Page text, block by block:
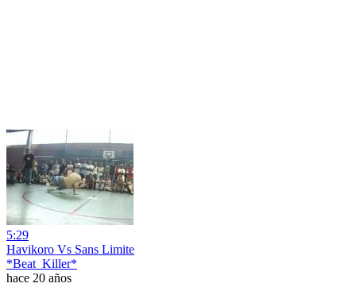
5:29
Havikoro Vs Sans Limite
*Beat_Killer*
hace 20 años